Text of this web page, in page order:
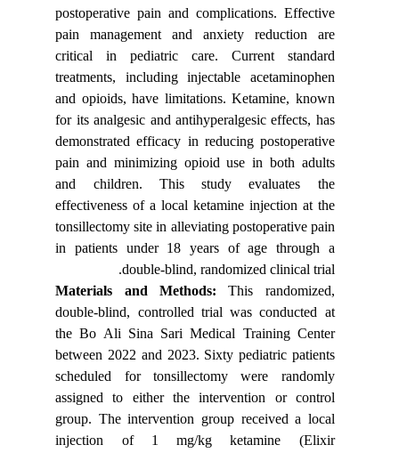
postoperative pain and complications. Effective
pain management and anxiety reduction are
critical in pediatric care. Current standard
treatments, including injectable acetaminophen
and opioids, have limitations. Ketamine, known
for its analgesic and antihyperalgesic effects, has
demonstrated efficacy in reducing postoperative
pain and minimizing opioid use in both adults
and children. This study evaluates the
effectiveness of a local ketamine injection at the
tonsillectomy site in alleviating postoperative pain
in patients under 18 years of age through a
double-blind, randomized clinical trial.
Materials and Methods:
This randomized,
double-blind, controlled trial was conducted at
the Bo Ali Sina Sari Medical Training Center
between 2022 and 2023. Sixty pediatric patients
scheduled for tonsillectomy were randomly
assigned to either the intervention or control
group. The intervention group received a local
injection of 1 mg/kg ketamine (Elixir